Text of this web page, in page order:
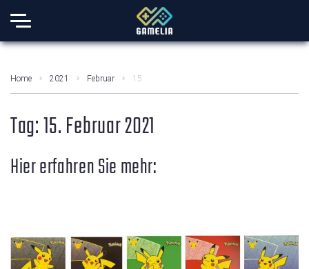
Home 2021 Februar 15
Tag:15. Februar 2021
Hier erfahren Sie mehr: